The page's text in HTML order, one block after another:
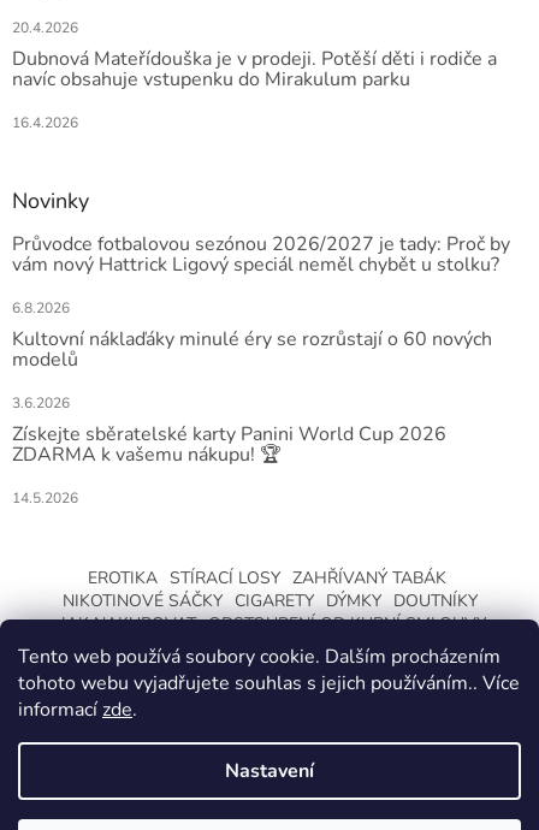
Tento web používá soubory cookie. Dalším procházením
tohoto webu vyjadřujete souhlas s jejich používáním.. Více
informacízde.
Nastavení
20.4.2026
Dubnová Mateřídouška je v prodeji. Potěší děti i rodiče a
navíc obsahuje vstupenku do Mirakulum parku
16.4.2026
Novinky
Průvodce fotbalovou sezónou 2026/2027 je tady: Proč by
vám nový Hattrick Ligový speciál neměl chybět u stolku?
6.8.2026
Kultovní náklaďáky minulé éry se rozrůstají o 60 nových
modelů
3.6.2026
Získejte sběratelské karty Panini World Cup 2026
ZDARMA k vašemu nákupu! 🏆
14.5.2026
EROTIKA STÍRACÍ LOSY ZAHŘÍVANÝ TABÁK
NIKOTINOVÉ SÁČKY CIGARETY DÝMKY
DOUTNÍKY
JAK NAKUPOVAT ODSTOUPENÍ OD KUPNÍ SMLOUVY
Vytvořil Shoptet